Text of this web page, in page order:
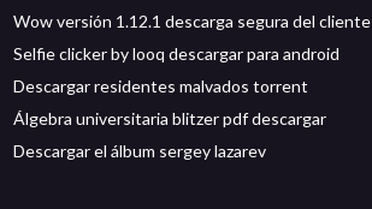
Wow versión 1.12.1 descarga segura del cliente
Selfie clicker by looq descargar para android
Descargar residentes malvados torrent
Álgebra universitaria blitzer pdf descargar
Descargar el álbum sergey lazarev